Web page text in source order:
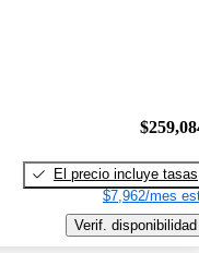
El precio incluye tasas
$7,962/mes
Verif. disponibilidad